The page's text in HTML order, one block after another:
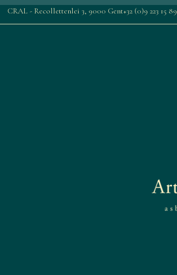
CRAL - Recollettenlei 3, 9000 Gent+32 (0)9 223 15 89